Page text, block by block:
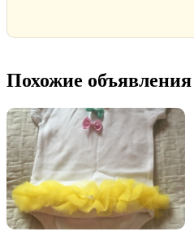
Похожие объявления